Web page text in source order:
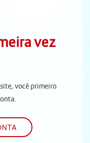
vez
você primeiro